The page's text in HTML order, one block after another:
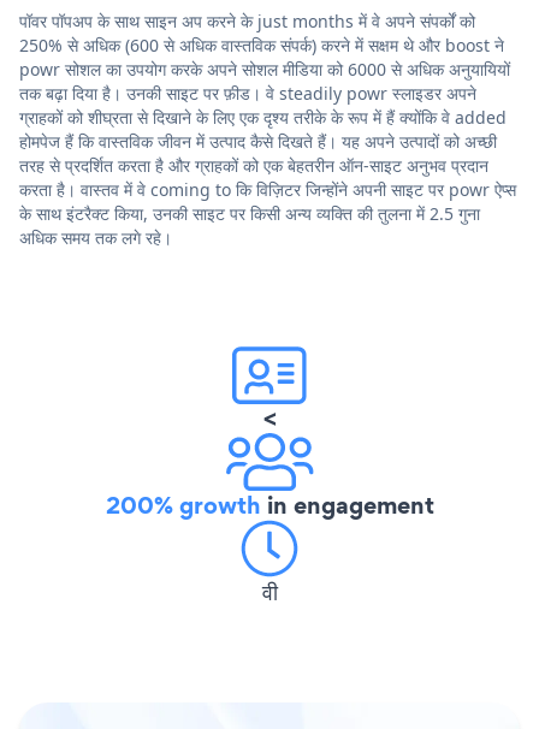
पॉवर पॉपअप के साथ साइन अप करने के just months में वे अपने संपर्कों को
250% से अधिक (600 से अधिक वास्तविक संपर्क) करने में सक्षम थे और boost ने
powr सोशल का उपयोग करके अपने सोशल मीडिया को 6000 से अधिक अनुयायियों
तक बढ़ा दिया है। उनकी साइट पर फ़ीड। वे steadily powr स्लाइडर अपने
ग्राहकों को शीघ्रता से दिखाने के लिए एक दृश्य तरीके के रूप में हैं क्योंकि वे added
होमपेज हैं कि वास्तविक जीवन में उत्पाद कैसे दिखते हैं। यह अपने उत्पादों को अच्छी
तरह से प्रदर्शित करता है और ग्राहकों को एक बेहतरीन ऑन-साइट अनुभव प्रदान
करता है। वास्तव में वे coming to कि विज़िटर जिन्होंने अपनी साइट पर powr ऐप्स
के साथ इंटरैक्ट किया, उनकी साइट पर किसी अन्य व्यक्ति की तुलना में 2.5 गुना
अधिक समय तक लगे रहे।
<
200% growth in engagement
वी